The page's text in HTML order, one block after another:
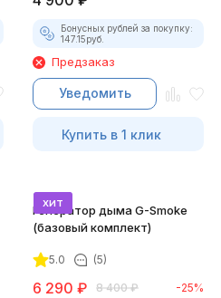
Бонусных рублей за покупку:
147.15руб.
Предзаказ
Уведомить
Купить в 1 клик
хит
Генератор дыма G-Smoke
(базовый комплект)
5.0 (5)
6 290 ₽ 8 400 ₽ -25%